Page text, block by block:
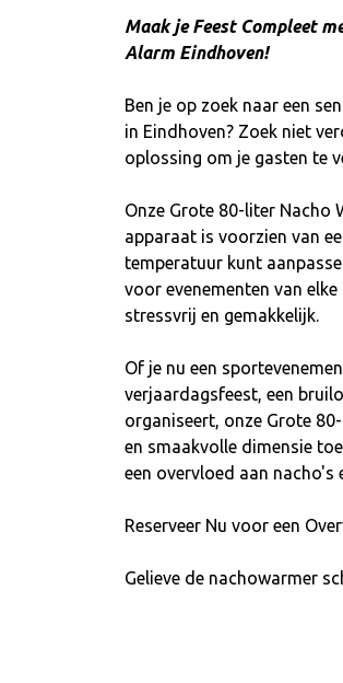
Maak je Feest Compleet
Alarm Eindhoven!
Ben je op zoek naar een
in Eindhoven? Zoek niet
oplossing om je gasten te
Onze Grote 80-liter Nacho
apparaat is voorzien van
temperatuur kunt
voor evenementen van
stressvrij en gemakkelijk.
Of je nu een
verjaardagsfeest, een
organiseert, onze Grote
en smaakvolle dimensie
een overvloed aan nacho's
Reserveer Nu voor een
Gelieve de nachowarmer